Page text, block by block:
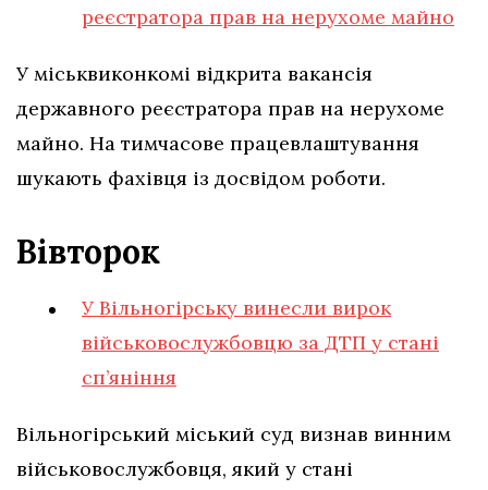
реєстратора прав на нерухоме майно
У міськвиконкомі відкрита вакансія
державного реєстратора прав на нерухоме
майно. На тимчасове працевлаштування
шукають фахівця із досвідом роботи.
Вівторок
У Вільногірську винесли вирок
військовослужбовцю за ДТП у стані
сп’яніння
Вільногірський міський суд визнав винним
військовослужбовця, який у стані